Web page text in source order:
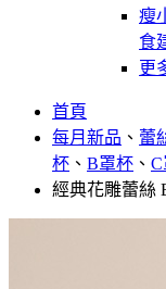
瘦
食
更
首頁
每月新品 、 蕾
杯 、 B罩杯 、
經典花雕蕾絲